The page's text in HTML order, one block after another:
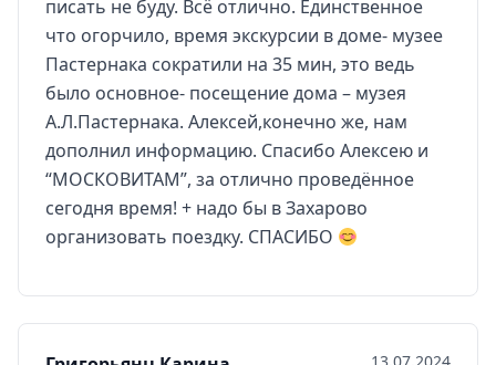
писать не буду. Всё отлично. Единственное
что огорчило, время экскурсии в доме- музее
Пастернака сократили на 35 мин, это ведь
было основное- посещение дома – музея
А.Л.Пастернака. Алексей,конечно же, нам
дополнил информацию. Спасибо Алексею и
“МОСКОВИТАМ”, за отлично проведённое
сегодня время! + надо бы в Захарово
организовать поездку. СПАСИБО